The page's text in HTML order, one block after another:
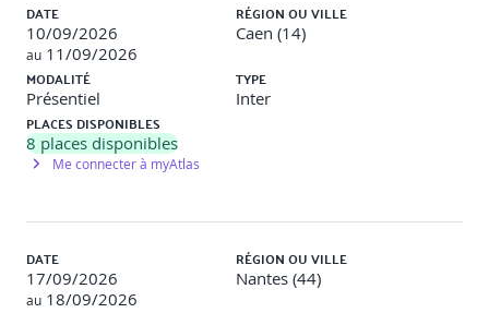
DATE
10/09/2026
au 11/09/2026
RÉGION OU VILLE
Caen (14)
MODALITÉ
Présentiel
TYPE
Inter
PLACES DISPONIBLES
8 places disponibles
Me connecter à myAtlas
DATE
17/09/2026
au 18/09/2026
RÉGION OU VILLE
Nantes (44)